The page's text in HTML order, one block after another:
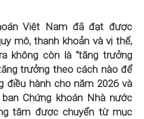
Việt Nam đã đạt được
mô, thanh khoản và vị thế,
không còn là “tăng trưởng
trưởng theo cách nào để
điều hành cho năm 2026 và
Chứng khoán Nhà nước
tâm được chuyển từ mục